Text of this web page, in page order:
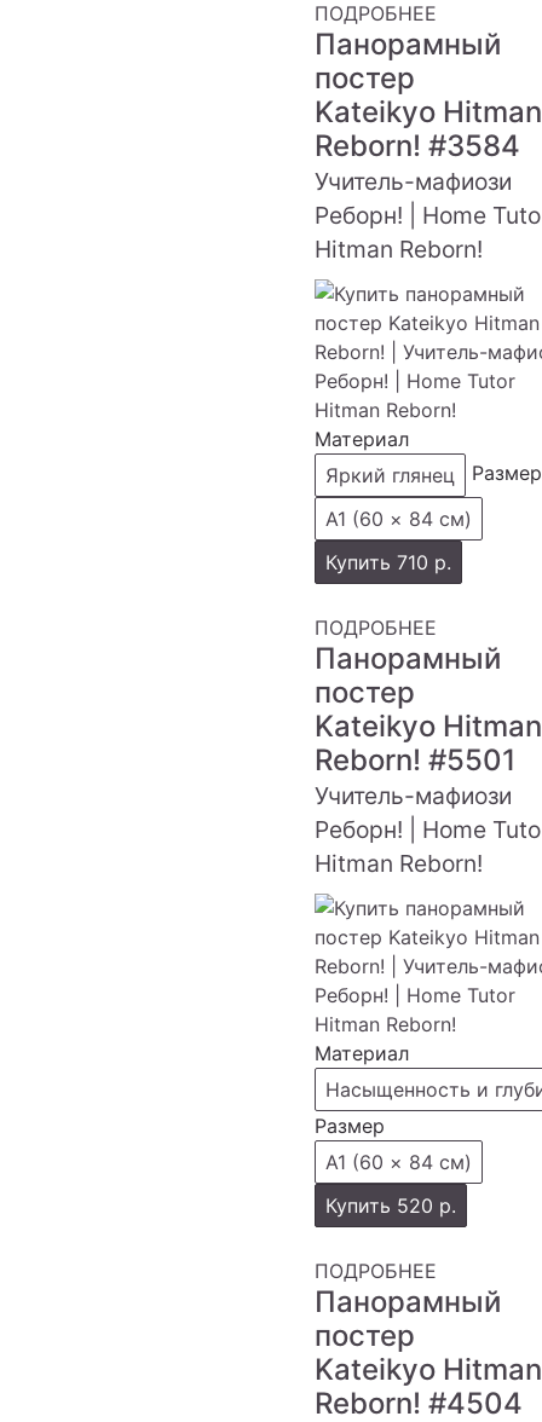
ПОДРОБНЕЕ
Панорамный
постер
Kateikyo Hitman
Reborn! #3584
Учитель-мафиози
Реборн! | Home
Hitman Reborn!
Материал
Яркий глянец
Размер
А1 (60 × 84 см)
Купить 710 р.
ПОДРОБНЕЕ
Панорамный
постер
Kateikyo Hitman
Reborn! #5501
Учитель-мафиози
Реборн! | Home
Hitman Reborn!
Материал
Насыщенность и
Размер
А1 (60 × 84 см)
Купить 520 р.
ПОДРОБНЕЕ
Панорамный
постер
Kateikyo Hitman
Reborn! #4504